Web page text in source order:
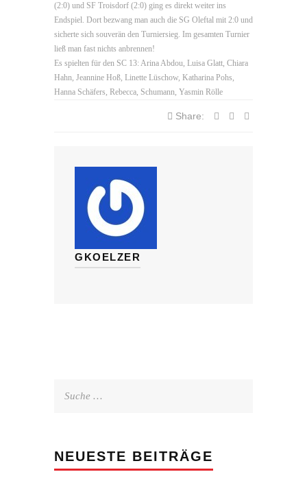
(2:0) und SF Troisdorf (2:0) ging es direkt weiter ins
Endspiel. Dort bezwang man auch die SG Oleftal mit 2:0 und
sicherte sich souverän den Turniersieg. Im gesamten Turnier
ließ man fast nichts anbrennen!
Es spielten für den SC 13: Arina Abdou, Luisa Glatt, Chiara
Hahn, Jeannine Hoß, Linette Lüschow, Katharina Pohs,
Hanna Schäfers, Rebecca, Schumann, Yasmin Rölle
Share:
GKOELZER
NEUESTE BEITRÄGE